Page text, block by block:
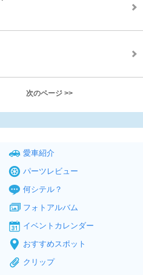
次のページ >>
愛車紹介
パーツレビュー
何シテル？
フォトアルバム
イベントカレンダー
おすすめスポット
クリップ